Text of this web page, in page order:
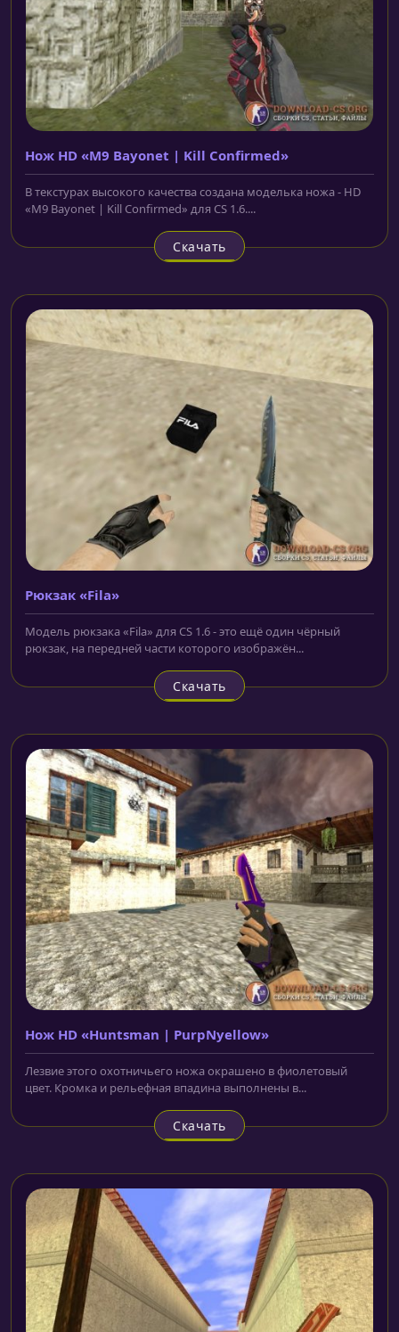
Нож HD «M9 Bayonet | Kill Confirmed»
В текстурах высокого качества создана моделька ножа - HD
«M9 Bayonet | Kill Confirmed» для CS 1.6....
Скачать
Рюкзак «Fila»
Модель рюкзака «Fila» для CS 1.6 - это ещё один чёрный
рюкзак, на передней части которого изображён...
Скачать
Нож HD «Huntsman | PurpNyellow»
Лезвие этого охотничьего ножа окрашено в фиолетовый
цвет. Кромка и рельефная впадина выполнены в...
Скачать